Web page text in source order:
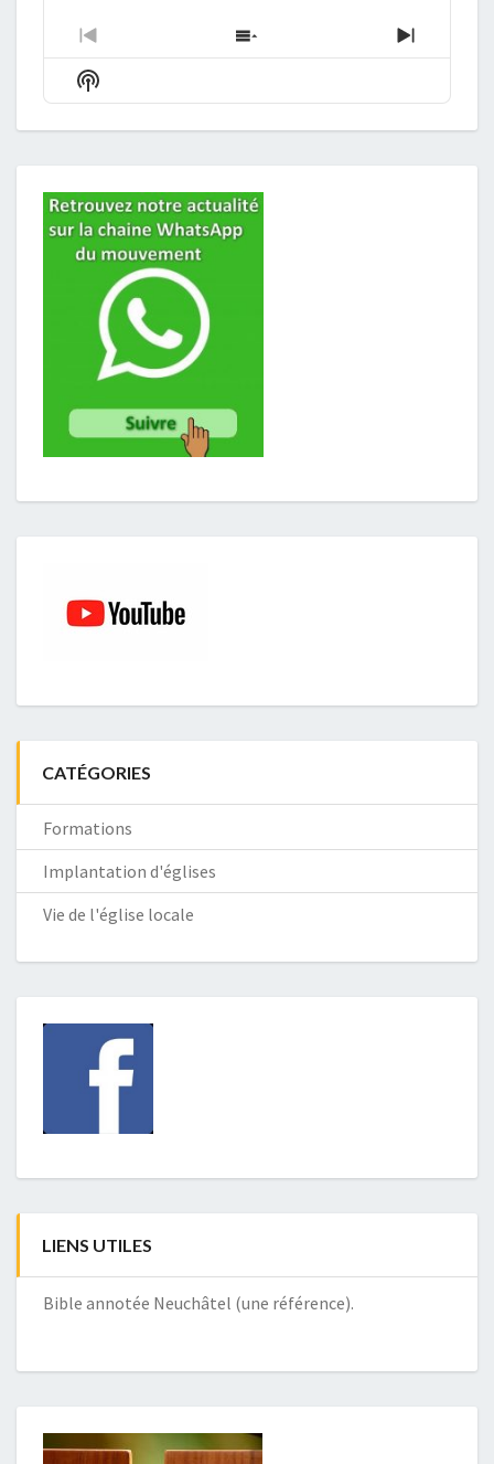
Previous
Episode
Show
Episodes
Next
Episode
Show
Podcast
CATÉGORIES
Formations
Implantation d'églises
Vie de l'église locale
LIENS UTILES
Bible annotée Neuchâtel (une référence).